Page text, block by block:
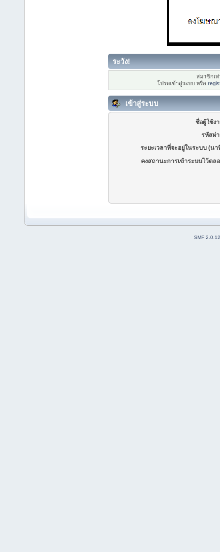
ระวัง!
สมาชิกเ
โปรดเข้าสู่ระบบ หรือ
เข้าสู่ระบบ
ชื่อผู้ใช้ง
รหัสผ่
ระยะเวลาที่จะอยู่ในระบบ (นา
คงสถานะการเข้าระบบไว้ตล
SMF 2.0.12